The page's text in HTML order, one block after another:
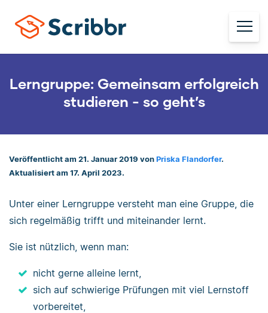
Lerngruppe: Gemeinsam erfolgreich
studieren - so geht’s
Veröffentlicht am 21. Januar 2019 von Priska Flandorfer.
Aktualisiert am 17. April 2023.
Unter einer Lerngruppe versteht man eine Gruppe, die
sich regelmäßig trifft und miteinander lernt.
Sie ist nützlich, wenn man:
nicht gerne alleine lernt,
sich auf schwierige Prüfungen mit viel Lernstoff
vorbereitet,